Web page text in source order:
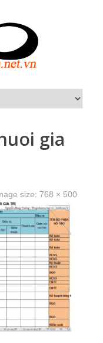
gia
size: 768 × 500